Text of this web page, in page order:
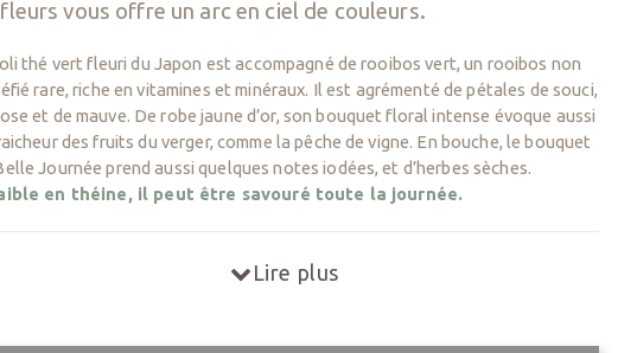
vous offre un arc en ciel de couleurs.
thé vert fleuri du Japon est accompagné de rooibos vert, un rooibos non
rare, riche en vitamines et minéraux. Il est agrémenté de pétales de souci,
et de mauve. De robe jaune d’or, son bouquet floral intense évoque aussi
des fruits du verger, comme la pêche de vigne. En bouche, le bouquet
Journée prend aussi quelques notes iodées, et d’herbes sèches.
en théine, il peut être savouré toute la journée.
: Thé vert, rooibos vert, pétales de rose, souci, mauve,
Lire plus